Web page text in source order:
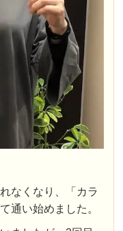
なくなり、「カラ
通い始めました。